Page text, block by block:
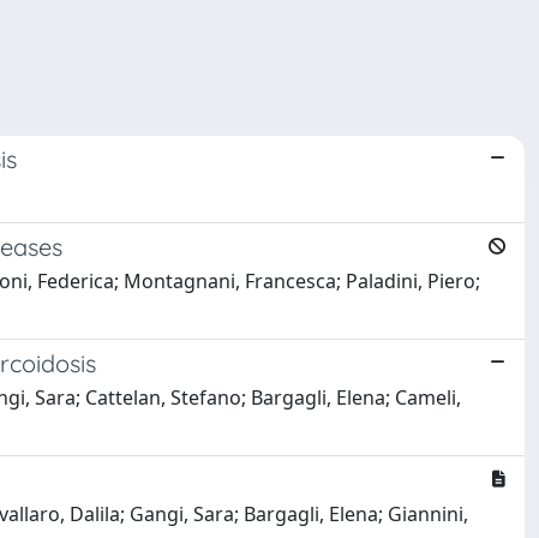
Federica; Montagnani, Francesca; Paladini, Piero;
Sara; Cattelan, Stefano; Bargagli, Elena; Cameli,
Dalila; Gangi, Sara; Bargagli, Elena; Giannini,